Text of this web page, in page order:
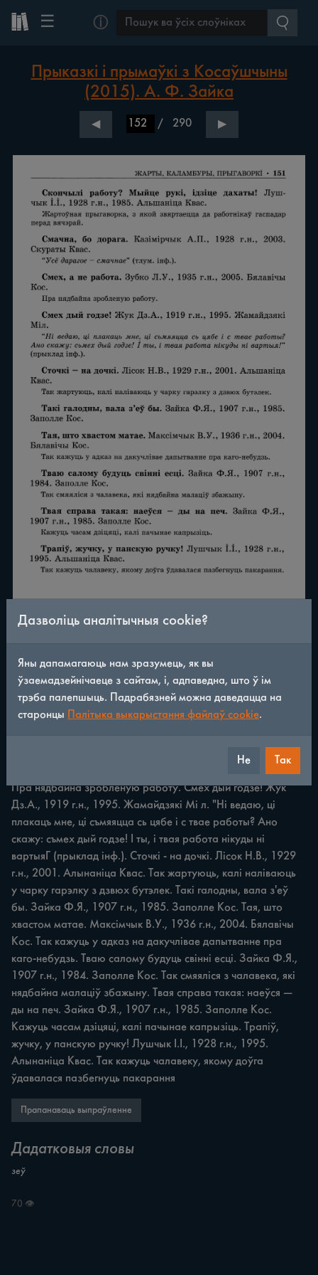
☰ ⓘ
Прыказкі і прымаўкі з Косаўшчыны
(2015). А. Ф. Зайка
◀ / 290 ▶
ЖАРТЫ, КАЛАМБУРЫ, ПРЫГАВОРКІ 151 Скончылі
работу? Мыйце рукі, ідзіце дахаты! Лушчык І.І., 1928 г.н.,
1985. Альшаніца Квас. Жартоўная прыгаворка, з якой
звяртаецца да работнікаў гаспадар перад вячэрай.
Смачна, бо дорага. Казімірчык А.П., 1928 г.н., 2003.
Скураты Квас. "Усё дарагое — смачнае" (тлум. інф.). Смех,
Пра нядбайна зробленую работу. Смех дый годзе! Жук
Дз.А., 1919 г.н., 1995. Жамайдзякі Mi л. "Hi ведаю, ці
плакацъ мне, ці съмяяцца сь цябе i с твае работы? Ано
скажу: съмех дый годзе! І ты, i твая работа нікуды ні
вартыяГ (прыклад інф.). Сточкі - на дочкі. Лісок Н.В., 1929
г.н., 2001. Алынаніца Квас. Так жартуюць, калі наліваюць
у чарку гарэлку з дзвюх бутэлек. Такі галодны, вала з'еў
бы. Зайка Ф.Я., 1907 г.н., 1985. Заполле Кос. Тая, што
хвастом матае. Максімчык В.У., 1936 г.н., 2004. Бялавічы
Кос. Так кажуць у адказ на дакучлівае дапытванне пра
каго-небудзь. Тваю салому будуць свінні есці. Зайка Ф.Я.,
1907 г.н., 1984. Заполле Кос. Так смяяліся з чалавека, які
нядбайна малаціў збажыну. Твая справа такая: наеўся —
ды на печ. Зайка Ф.Я., 1907 г.н., 1985. Заполле Кос.
Кажуць часам дзіцяці, калі пачынае капрызіць. Трапіў,
жучку, у панскую ручку! Лушчык І.І., 1928 г.н., 1995.
Алынаніца Квас. Так кажуць чалавеку, якому доўга
ўдавалася пазбегнуць пакарання
Прапанаваць выпраўленне
Дадатковыя словы
зеў
70 👁
Дазволіць аналітычныя cookie?
Яны дапамагаюць нам зразумець, як вы
ўзаемадзейнічаеце з сайтам, і, адпаведна, што ў ім
трэба палепшыць. Падрабязней можна даведацца на
старонцы
Палітыка выкарыстання файлаў cookie.
Не Так